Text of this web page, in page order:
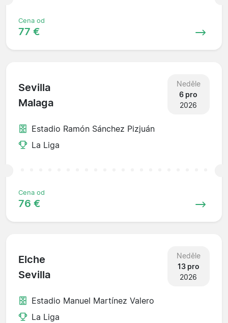
Cena od
77 €
Sevilla
Malaga
Neděle
6 pro
2026
Estadio Ramón Sánchez Pizjuán
La Liga
Cena od
76 €
Elche
Sevilla
Neděle
13 pro
2026
Estadio Manuel Martínez Valero
La Liga